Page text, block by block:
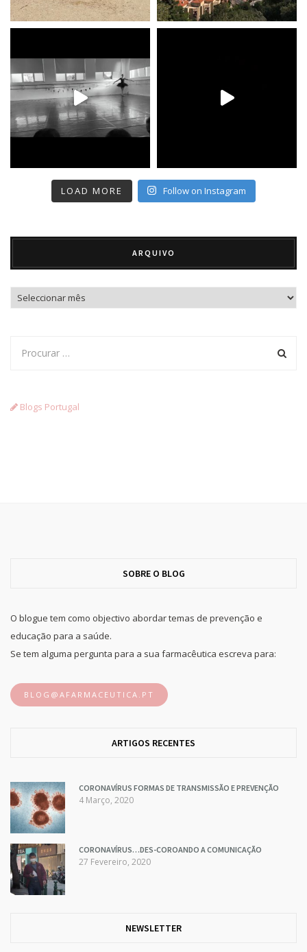
LOAD MORE Follow on Instagram
ARQUIVO
Arquivo
Blogs Portugal
SOBRE O BLOG
O blogue tem como objectivo abordar temas de prevenção e
educação para a saúde.
Se tem alguma pergunta para a sua farmacêutica escreva para:
BLOG@AFARMACEUTICA.PT
ARTIGOS RECENTES
CORONAVÍRUS FORMAS DE TRANSMISSÃO E PREVENÇÃO
4 Março, 2020
CORONAVÍRUS…DES-COROANDO A COMUNICAÇÃO
27 Fevereiro, 2020
NEWSLETTER